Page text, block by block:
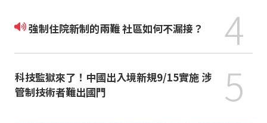
強制住院新制的兩難 社區如何不漏接？ 4
科技監獄來了！中國出入境新規9/15實施 涉
管制技術者難出國門
5